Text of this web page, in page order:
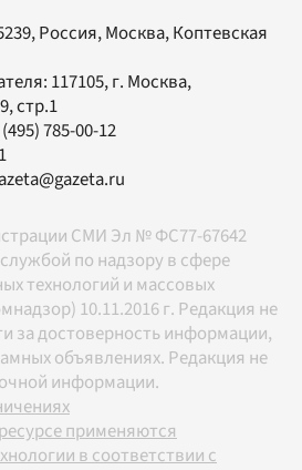
Россия, Москва, Коптевская
117105, г. Москва,
стр.1
785-00-12
СМИ Эл № ФС77-67642
по надзору в сфере
технологий и массовых
10.11.2016 г. Редакция не
за достоверность информации,
объявлениях. Редакция не
информации.
применяются
в соответствии с